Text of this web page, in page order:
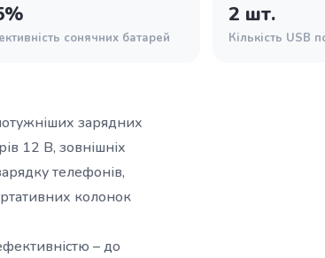
сонячних батарей
2 шт.
Кількість USB
зарядних
12 В, зовнішніх
телефонів,
колонок
– до